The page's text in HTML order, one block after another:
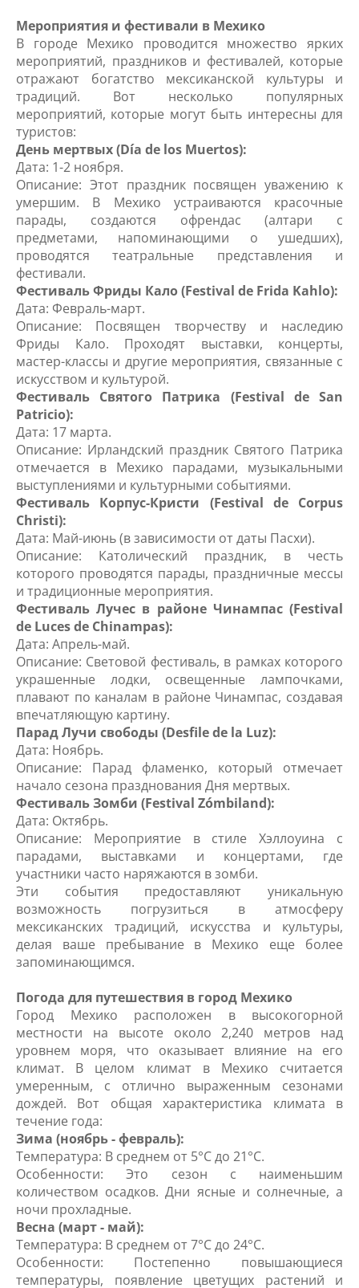
Мероприятия и фестивали в Мехико
В городе Мехико проводится множество ярких
мероприятий, праздников и фестивалей, которые
отражают богатство мексиканской культуры и
традиций. Вот несколько популярных
мероприятий, которые могут быть интересны для
туристов:
День мертвых (Día de los Muertos):
Дата: 1-2 ноября.
Описание: Этот праздник посвящен уважению к
умершим. В Мехико устраиваются красочные
парады, создаются офрендас (алтари с
предметами, напоминающими о ушедших),
проводятся театральные представления и
фестивали.
Фестиваль Фриды Кало (Festival de Frida Kahlo):
Дата: Февраль-март.
Описание: Посвящен творчеству и наследию
Фриды Кало. Проходят выставки, концерты,
мастер-классы и другие мероприятия, связанные с
искусством и культурой.
Фестиваль Святого Патрика (Festival de San
Patricio):
Дата: 17 марта.
Описание: Ирландский праздник Святого Патрика
отмечается в Мехико парадами, музыкальными
выступлениями и культурными событиями.
Фестиваль Корпус-Кристи (Festival de Corpus
Christi):
Дата: Май-июнь (в зависимости от даты Пасхи).
Описание: Католический праздник, в честь
которого проводятся парады, праздничные мессы
и традиционные мероприятия.
Фестиваль Лучес в районе Чинампас (Festival
de Luces de Chinampas):
Дата: Апрель-май.
Описание: Световой фестиваль, в рамках которого
украшенные лодки, освещенные лампочками,
плавают по каналам в районе Чинампас, создавая
впечатляющую картину.
Парад Лучи свободы (Desfile de la Luz):
Дата: Ноябрь.
Описание: Парад фламенко, который отмечает
начало сезона празднования Дня мертвых.
Фестиваль Зомби (Festival Zómbiland):
Дата: Октябрь.
Описание: Мероприятие в стиле Хэллоуина с
парадами, выставками и концертами, где
участники часто наряжаются в зомби.
Эти события предоставляют уникальную
возможность погрузиться в атмосферу
мексиканских традиций, искусства и культуры,
делая ваше пребывание в Мехико еще более
запоминающимся.
Погода для путешествия в город Мехико
Город Мехико расположен в высокогорной
местности на высоте около 2,240 метров над
уровнем моря, что оказывает влияние на его
климат. В целом климат в Мехико считается
умеренным, с отлично выраженным сезонами
дождей. Вот общая характеристика климата в
течение года:
Зима (ноябрь - февраль):
Температура: В среднем от 5°C до 21°C.
Особенности: Это сезон с наименьшим
количеством осадков. Дни ясные и солнечные, а
ночи прохладные.
Весна (март - май):
Температура: В среднем от 7°C до 24°C.
Особенности: Постепенно повышающиеся
температуры, появление цветущих растений и